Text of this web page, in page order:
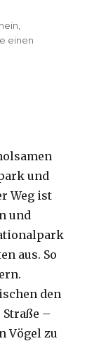
einen
und
Weg ist
und
aus. So
den
–
Vögel zu